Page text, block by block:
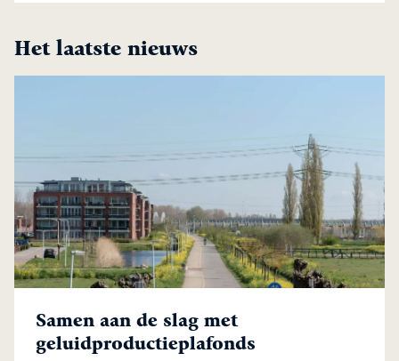
Het laatste nieuws
Samen aan de slag met
geluidproductieplafonds